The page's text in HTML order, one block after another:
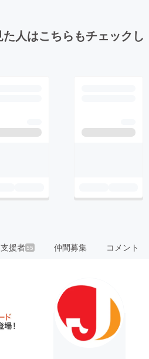
人はこちらもチェックし
支援者55 仲間募集 コメント